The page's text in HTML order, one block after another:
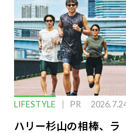
LIFESTYLE PR
ハリー杉山の相棒、ラ